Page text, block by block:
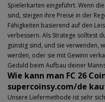
Spielerkarten eingeführt. Wenn
sind, steigen ihre Preise in der
Fähigkeiten basierend auf den
verbessern. Als Stratege solltest
günstig sind, und sie verwenden,
werden, oder sie mit Gewinn
Geduld beim Aufbau deiner
Wie kann man FC 26
supercoinsy.com/de
Unsere Liefermethode ist sehr